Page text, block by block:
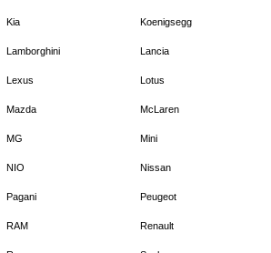
Kia Koenigsegg
Lamborghini Lancia
Lexus Lotus
Mazda McLaren
MG Mini
NIO Nissan
Pagani Peugeot
RAM Renault